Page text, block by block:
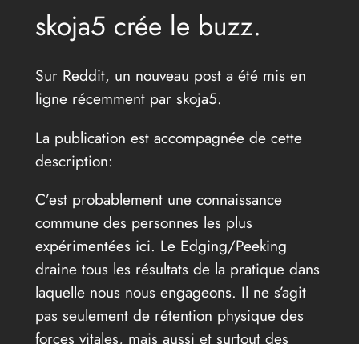
skoja5 crée le buzz.
Sur Reddit, un nouveau post a été mis en
ligne récemment par skoja5.
La publication est accompagnée de cette
description:
C’est probablement une connaissance
commune des personnes les plus
expérimentées ici. Le Edging/Peeking
draine tous les résultats de la pratique dans
laquelle nous nous engageons. Il ne s’agit
pas seulement de rétention physique des
forces vitales, mais aussi et surtout des